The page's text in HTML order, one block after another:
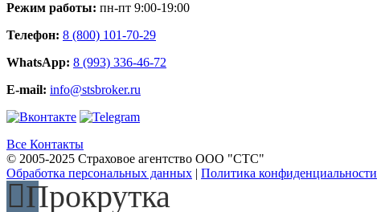
Режим работы: пн-пт 9:00-19:00
Телефон: 8 (800) 101-70-29
WhatsApp: 8 (993) 336-46-72
E-mail: info@stsbroker.ru
Все Контакты
© 2005-2025 Страховое агентство ООО "СТС"
Обработка персональных данных | Политика конфиденциальности
Прокрутка